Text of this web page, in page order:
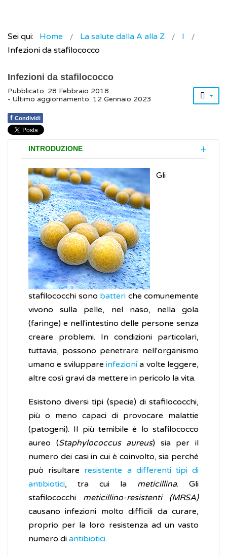
Sei qui: Home La salute dalla A alla Z
I
Infezioni da stafilococco
Infezioni da stafilococco
Pubblicato: 28 Febbraio 2018
- Ultimo aggiornamento: 12 Gennaio 2023
f Condividi
INTRODUZIONE
Gli
stafilococchi sono batteri che comunemente
vivono sulla pelle, nel naso, nella gola
(faringe) e nell'intestino delle persone senza
creare problemi. In condizioni particolari,
tuttavia, possono penetrare nell'organismo
umano e sviluppare infezioni a volte leggere,
altre così gravi da mettere in pericolo la vita.
Esistono diversi tipi (specie) di stafilococchi,
più o meno capaci di provocare malattie
(patogeni). Il più temibile è lo stafilococco
aureo (Staphylococcus aureus) sia per il
numero dei casi in cui è coinvolto, sia perché
può risultare resistente a differenti tipi di
antibiotici, tra cui la meticillina. Gli
stafilococchi meticillino-resistenti (MRSA)
causano infezioni molto difficili da curare,
proprio per la loro resistenza ad un vasto
numero di antibiotici.